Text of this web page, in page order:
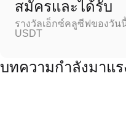
สมัครและได้รับ
รางวัลเอ็กซ์คลูซีฟของวั
USDT
บทความกำลังมาแร